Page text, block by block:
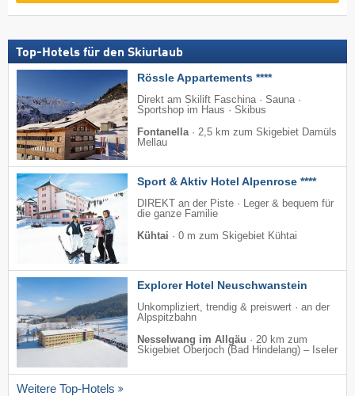
Top-Hotels für den Skiurlaub
Rössle Appartements ****
Direkt am Skilift Faschina · Sauna ·
Sportshop im Haus · Skibus
Fontanella · 2,5 km zum Skigebiet Damüls
Mellau
Sport & Aktiv Hotel Alpenrose ****
DIREKT an der Piste · Leger & bequem für
die ganze Familie
Kühtai · 0 m zum Skigebiet Kühtai
Explorer Hotel Neuschwanstein
Unkompliziert, trendig & preiswert · an der
Alpspitzbahn
Nesselwang im Allgäu · 20 km zum
Skigebiet Oberjoch (Bad Hindelang) – Iseler
Weitere Top-Hotels